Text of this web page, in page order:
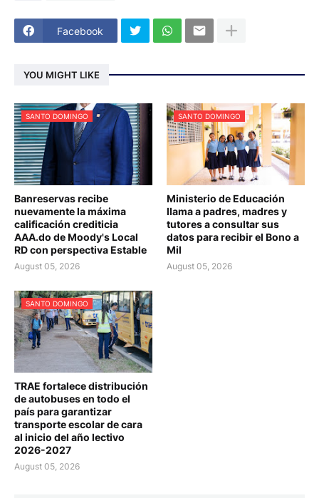
Facebook
YOU MIGHT LIKE
SANTO DOMINGO
Banreservas recibe
nuevamente la máxima
calificación crediticia
AAA.do de Moody's Local
RD con perspectiva Estable
August 05, 2026
SANTO DOMINGO
Ministerio de Educación
llama a padres, madres y
tutores a consultar sus
datos para recibir el Bono a
Mil
August 05, 2026
SANTO DOMINGO
TRAE fortalece distribución
de autobuses en todo el
país para garantizar
transporte escolar de cara
al inicio del año lectivo
2026-2027
August 05, 2026